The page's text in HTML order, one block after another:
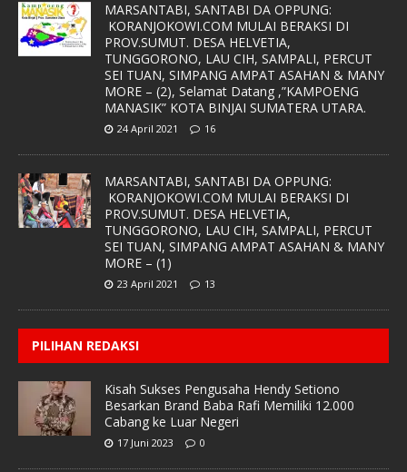
MARSANTABI, SANTABI DA OPPUNG:
KORANJOKOWI.COM MULAI BERAKSI DI
PROV.SUMUT. DESA HELVETIA,
TUNGGORONO, LAU CIH, SAMPALI, PERCUT
SEI TUAN, SIMPANG AMPAT ASAHAN & MANY
MORE – (2), Selamat Datang ,”KAMPOENG
MANASIK” KOTA BINJAI SUMATERA UTARA.
24 April 2021 16
MARSANTABI, SANTABI DA OPPUNG:
KORANJOKOWI.COM MULAI BERAKSI DI
PROV.SUMUT. DESA HELVETIA,
TUNGGORONO, LAU CIH, SAMPALI, PERCUT
SEI TUAN, SIMPANG AMPAT ASAHAN & MANY
MORE – (1)
23 April 2021 13
PILIHAN REDAKSI
Kisah Sukses Pengusaha Hendy Setiono
Besarkan Brand Baba Rafi Memiliki 12.000
Cabang ke Luar Negeri
17 Juni 2023 0